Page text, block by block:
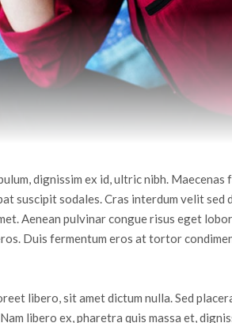
dignissim ex id, ultric nibh.
suscipit sodales. Cras interdum velit sed
Aenean pulvinar congue risus eget
Duis fermentum eros at tortor
libero, sit amet dictum nulla. Sed
libero ex, pharetra quis massa et,